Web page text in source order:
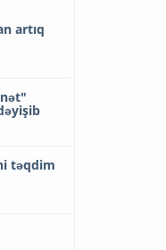
artıq
təqdim